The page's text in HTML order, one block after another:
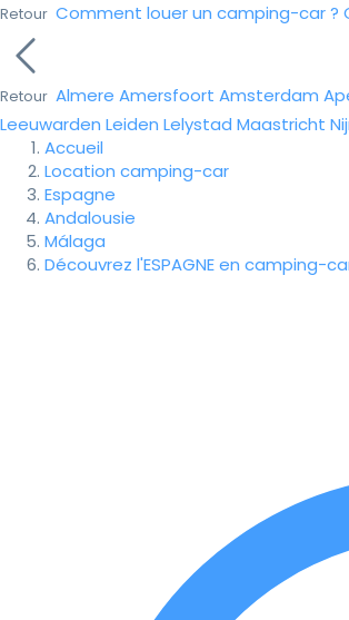
Retour Comment louer un camping-car ?
Retour Almere Amersfoort Amsterdam
Leeuwarden Leiden Lelystad Maastricht
Accueil
Location camping-car
Espagne
Andalousie
Málaga
Découvrez l'ESPAGNE en camping-